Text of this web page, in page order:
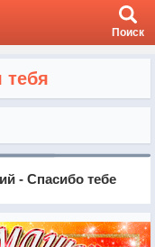
Поиск
- Спасибо тебе